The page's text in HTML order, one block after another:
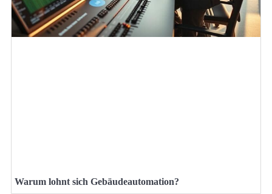
Warum lohnt sich Gebäudeautomation?